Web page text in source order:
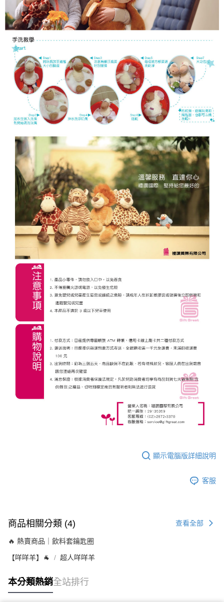
顯示電腦版詳細說明
客服
商品相關分類 (4) 查看全部
🔥 熱賣商品｜飲料套鑰匙圈
【咩咩羊】🐐 超人咩咩羊
本分類熱銷全站排行